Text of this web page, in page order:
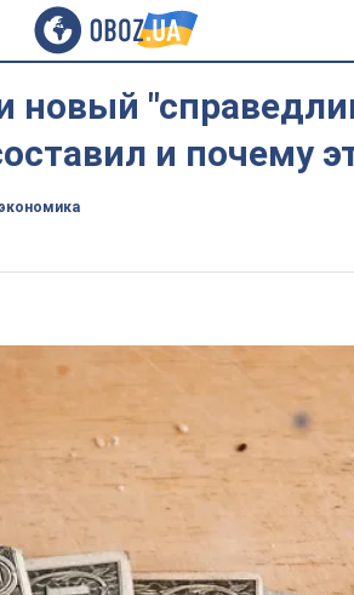
новый
и почему